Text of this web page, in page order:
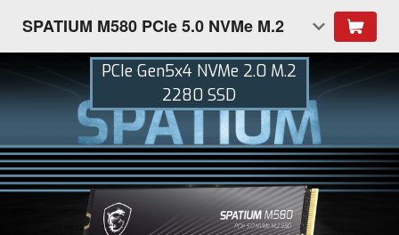
SPATIUM M580 PCIe 5.0 NVMe M.2
PCIe Gen5x4 NVMe 2.0 M.2
2280 SSD